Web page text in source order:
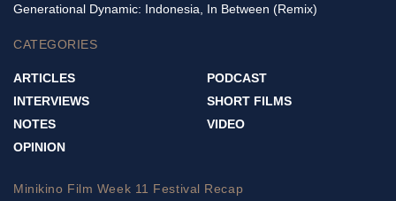
Generational Dynamic: Indonesia, In Between (Remix)
CATEGORIES
ARTICLES
INTERVIEWS
NOTES
OPINION
PODCAST
SHORT FILMS
VIDEO
Minikino Film Week 11 Festival Recap